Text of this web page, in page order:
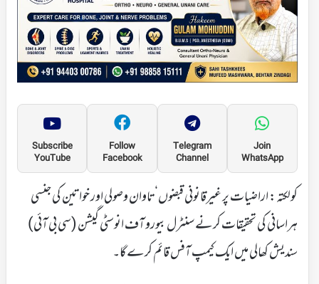
Join
WhatsApp
Telegram
Channel
Follow
Facebook
Subscribe
YouTube
کولکتہ: اراضیات پر غیرقانونی قبضوں‘تاوان وصولی اور خواتین کی جنسی
ہراسانی کی تحقیقات کرنے سنٹرل بیورو آف انوسٹی گیشن (سی بی آئی)
سندیش کھالی میں ایک کیمپ آفس قائم کرے گا۔